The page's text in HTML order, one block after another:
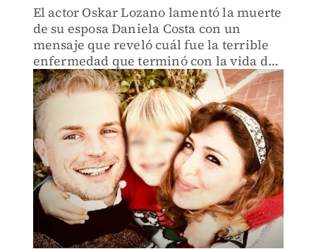
El actor Oskar Lozano lamentó la muerte
de su esposa Daniela Costa con un
mensaje que reveló cuál fue la terrible
enfermedad que terminó con la vida de
la actriz